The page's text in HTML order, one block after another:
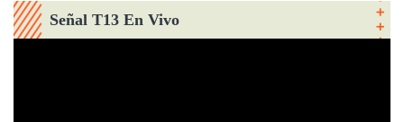
Señal T13 En Vivo